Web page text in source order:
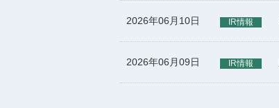
2026年06月10日 IR情報
2026年06月09日 IR情報